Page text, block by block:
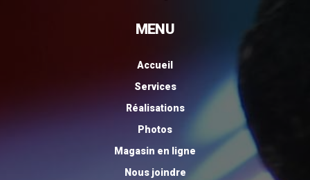
MENU
Accueil
Services
Réalisations
Photos
Magasin en ligne
Nous joindre